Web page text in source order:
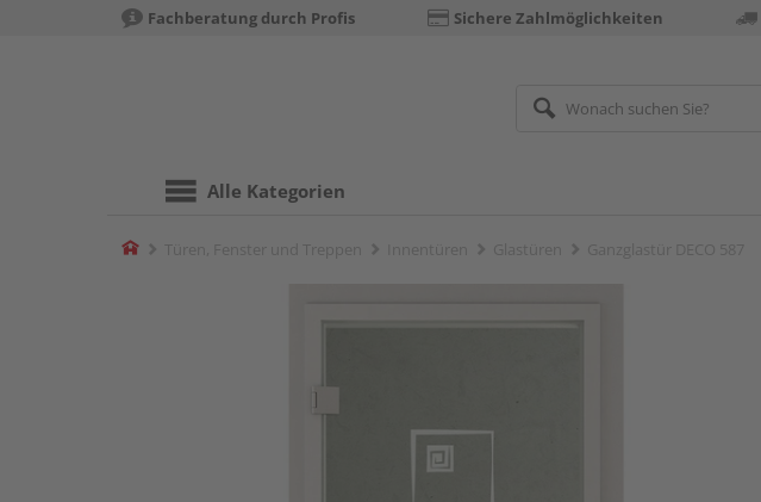
Fachberatung durch Profis Sichere Zahlmöglichkeiten
Alle Kategorien
Home